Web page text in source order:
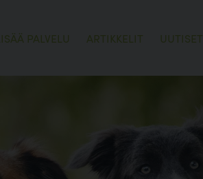
PALVELU ARTIKKELIT UUTISET